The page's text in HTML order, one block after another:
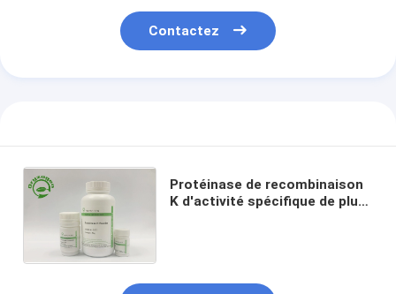
Contactez
Protéinase de recombinaison
K d'activité spécifique de plus